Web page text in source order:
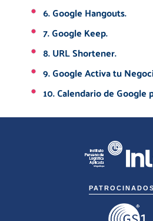
6. Google Hangouts.
7. Google Keep.
8. URL Shortener.
9. Google Activa tu
10. Calendario de Google